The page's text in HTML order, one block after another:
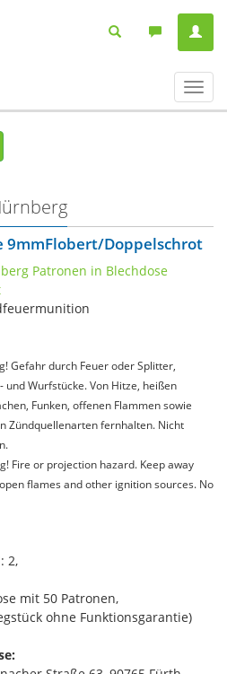
ein-/
9mmFlobert/Doppelschrot
Gefahr durch Feuer oder Splitter,
und Wurfstücke. Von Hitze, heißen
Funken, offenen Flammen sowie
Zündquellenarten fernhalten. Nicht
Fire or projection hazard. Keep away
flames and other ignition sources. No
2,
mit 50 Patronen,
ohne Funktionsgarantie)